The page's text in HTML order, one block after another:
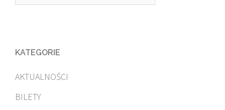
KATEGORIE
AKTUALNOŚCI
BILETY